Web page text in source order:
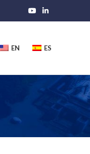
EN ES